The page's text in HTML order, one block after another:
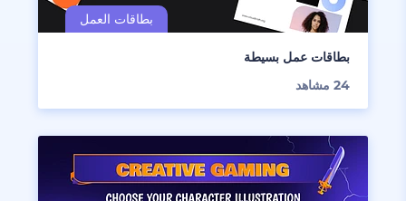
بطاقات عمل بسيطة
24 مشاهد